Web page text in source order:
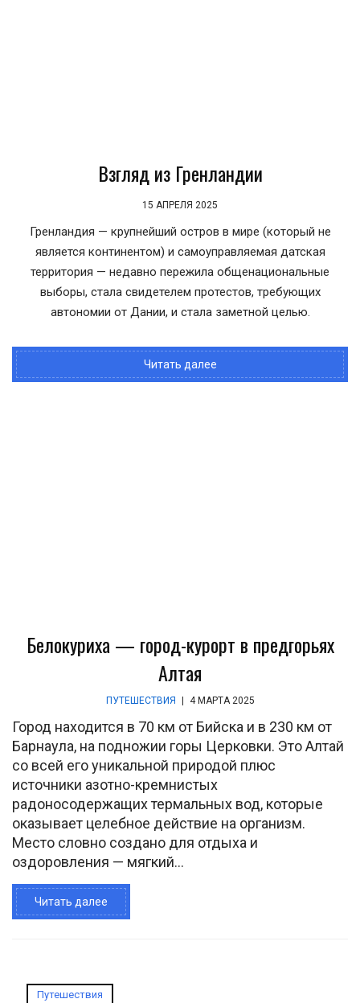
Взгляд из Гренландии
15 АПРЕЛЯ 2025
Гренландия — крупнейший остров в мире (который не
является континентом) и самоуправляемая датская
территория — недавно пережила общенациональные
выборы, стала свидетелем протестов, требующих
автономии от Дании, и стала заметной целью.
Читать далее
Белокуриха — город-курорт в предгорьях
Алтая
ПУТЕШЕСТВИЯ 4 МАРТА 2025
Город находится в 70 км от Бийска и в 230 км от
Барнаула, на подножии горы Церковки. Это Алтай
со всей его уникальной природой плюс
источники азотно-кремнистых
радоносодержащих термальных вод, которые
оказывает целебное действие на организм.
Место словно создано для отдыха и
оздоровления — мягкий...
Читать далее
Путешествия